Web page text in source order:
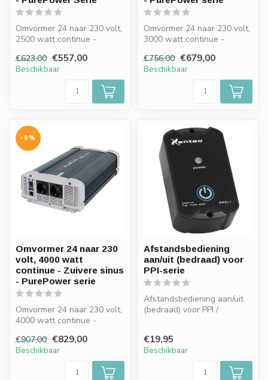
Omvormer 24 naar 230 volt,
2500 watt continue -
PLUS S...
€623,00 €557,00
Beschikbaar
Omvormer 24 naar 230 volt,
3000 watt continue -
PLUS S...
€756,00 €679,00
Beschikbaar
-9%
Omvormer 24 naar 230
volt, 4000 watt
continue - Zuivere sinus
- PurePower serie
Omvormer 24 naar 230 volt,
4000 watt continue -
PLUS SER...
€907,00 €829,00
Beschikbaar
Afstandsbediening
aan/uit (bedraad) voor
PPI-serie
Afstandsbediening aan/uit
(bedraad) voor PPI /
€19,95
Beschikbaar